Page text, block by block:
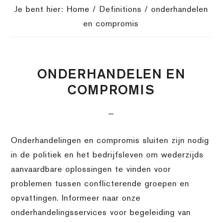
Je bent hier: Home / Definitions / onderhandelen
en compromis
ONDERHANDELEN EN
COMPROMIS
Onderhandelingen en compromis sluiten zijn nodig
in de politiek en het bedrijfsleven om wederzijds
aanvaardbare oplossingen te vinden voor
problemen tussen conflicterende groepen en
opvattingen. Informeer naar onze
onderhandelingsservices voor begeleiding van